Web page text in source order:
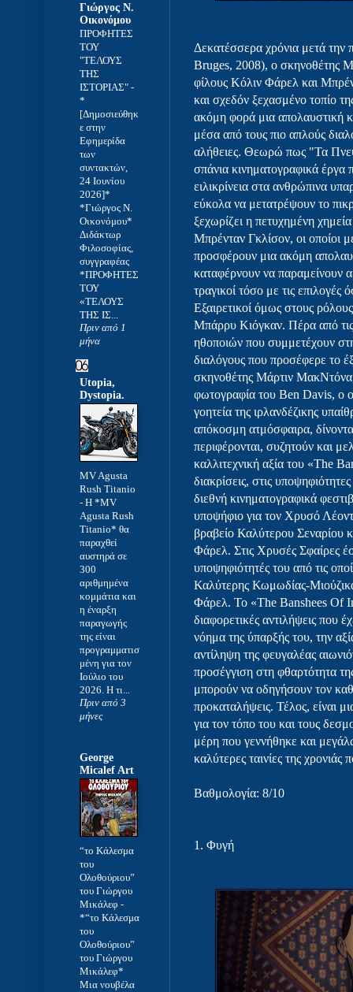
Δεκατέσσερα χρόνια μετά
Bruges, 2008), ο σκηνοθέτης
φίλους Κόλιν Φάρελ και
και σχεδόν ξεχασμένο τοπίο
ακόμη φορά μια απολαυστική
μέσα από τους πιο απλούς
αλήθειες. Θεωρώ πως "Τα
σπάνια κινηματογραφικά έργα
ειλικρίνεια στα ανθρώπινα
εύκολα να μετατρέψουν το
ξεχωρίζει η πετυχημένη
Μπρένταν Γκλίσον, οι οποίοι
προσφέρουν μια ακόμη
καταφέρνουν να παραμείνουν
τραγικοί τόσο με τις επιλογές
Εξαιρετικοί όμως στους
Μπάρρυ Κιόγκαν. Πέρα από
ηθοποιών που συμμετέχουν
διαλόγους που προσέφερε το
σκηνοθέτης Μάρτιν
φωτογραφία του Ben Davis, ο
γοητεία της ιρλανδέζικης
απόκοσμη ατμόσφαιρα,
περιφέρονται, συζητούν και
καλλιτεχνική αξία του «The
διακρίσεις, στις
διεθνή κινηματογραφικά
υποψήφιο για τον Χρυσό
βραβείο Καλύτερου Σεναρίου
Φάρελ. Στις Χρυσές Σφαίρες
υποψηφιότητές του από τις
Καλύτερης Κωμωδίας-
Φάρελ. Το «The Banshees Of
διαφορετικές αντιλήψεις που
νόημα της ύπαρξής του, την
αντίληψη της φευγαλέας
προσέγγιση στη φθαρτότητα
μπορούν να οδηγήσουν τον
προκαταλήψεις. Τέλος, είναι
για τον τόπο του και τους
μέρη που γεννήθηκε και
καλύτερες ταινίες της
Βαθμολογία: 8/10
1. Φυγή
Γιώργος Ν.
Οικονόμου
ΠΡΟΦΗΤΕΣ
ΤΟΥ
"ΤΕΛΟΥΣ
ΤΗΣ
ΙΣΤΟΡΙΑΣ" -
*
[Δημοσιεύθηκ
ε στην
Εφημερίδα
των
συντακτών,
24 Ιουνίου
2026]*
*Γιώργος Ν.
Οικονόμου*
Διδάκτωρ
Φιλοσοφίας,
συγγραφέας
*ΠΡΟΦΗΤΕΣ
ΤΟΥ
«ΤΕΛΟΥΣ
ΤΗΣ ΙΣ...
Πριν από 1
μήνα
Utopia,
Dystopia.
MV Agusta
Rush Titanio
- Η *MV
Agusta Rush
Titanio* θα
παραχθεί
αυστηρά σε
300
αριθμημένα
κομμάτια και
η έναρξη
παραγωγής
της είναι
προγραμματισ
μένη για τον
Ιούλιο του
2026. Η τι...
Πριν από 3
μήνες
George
Micalef Art
“το Κάλεσμα
του
Ολοθούριου”
του Γιώργου
Μικάλεφ -
*“το Κάλεσμα
του
Ολοθούριου”
του Γιώργου
Μικάλεφ*
Μια νουβέλα